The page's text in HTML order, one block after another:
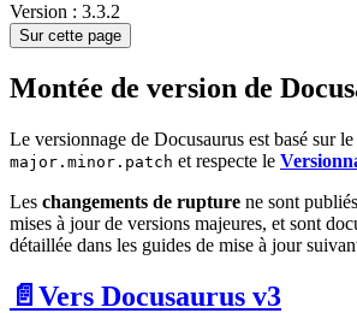
Version : 3.3.2
Sur cette page
Montée de version de
Le versionnage de Docusaurus est basé sur le
major.minor.patch et respecte le
Les changements de rupture ne sont
mises à jour de versions majeures, et sont
détaillée dans les guides de mise à jour
📄️ Vers Docusaurus v3